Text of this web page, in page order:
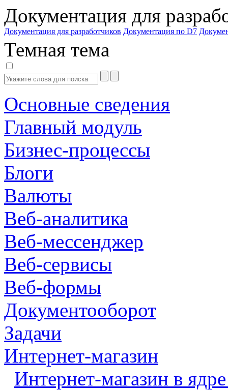
Документация для
Документация для разработчиков Документация по D7
Темная тема
Основные сведения
Главный модуль
Бизнес-процессы
Блоги
Валюты
Веб-аналитика
Веб-мессенджер
Веб-сервисы
Веб-формы
Документооборот
Задачи
Интернет-магазин
Интернет-магазин в